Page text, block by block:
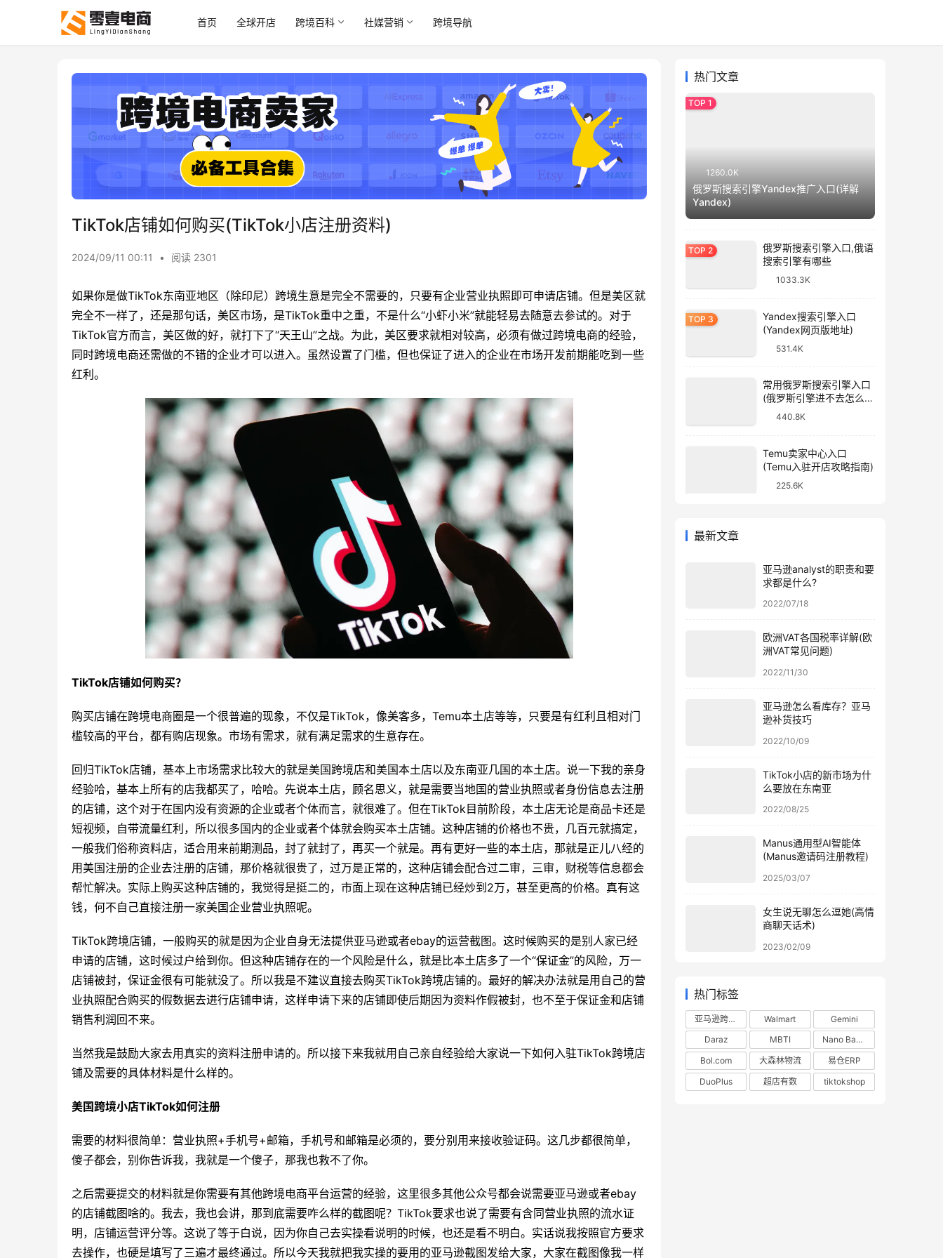
首页 全球开店 跨境百科 社媒营销 跨境导航
TikTok店铺如何购买(TikTok小店注册资料)
2024/09/11 00:11 • 阅读 2301
如果你是做TikTok东南亚地区（除印尼）跨境生意是完全不需要的，只要有企业营业执照即可申请店铺。但是美区就
完全不一样了，还是那句话，美区市场，是TikTok重中之重，不是什么“小虾小米”就能轻易去随意去参试的。对于
TikTok官方而言，美区做的好，就打下了“天王山”之战。为此，美区要求就相对较高，必须有做过跨境电商的经验，
同时跨境电商还需做的不错的企业才可以进入。虽然设置了门槛，但也保证了进入的企业在市场开发前期能吃到一些
红利。
TikTok店铺如何购买？
购买店铺在跨境电商圈是一个很普遍的现象，不仅是TikTok，像美客多，Temu本土店等等，只要是有红利且相对门
槛较高的平台，都有购店现象。市场有需求，就有满足需求的生意存在。
回归TikTok店铺，基本上市场需求比较大的就是美国跨境店和美国本土店以及东南亚几国的本土店。说一下我的亲身
经验哈，基本上所有的店我都买了，哈哈。先说本土店，顾名思义，就是需要当地国的营业执照或者身份信息去注册
的店铺，这个对于在国内没有资源的企业或者个体而言，就很难了。但在TikTok目前阶段，本土店无论是商品卡还是
短视频，自带流量红利，所以很多国内的企业或者个体就会购买本土店铺。这种店铺的价格也不贵，几百元就搞定，
一般我们俗称资料店，适合用来前期测品，封了就封了，再买一个就是。再有更好一些的本土店，那就是正儿八经的
用美国注册的企业去注册的店铺，那价格就很贵了，过万是正常的，这种店铺会配合过二审，三审，财税等信息都会
帮忙解决。实际上购买这种店铺的，我觉得是挺二的，市面上现在这种店铺已经炒到2万，甚至更高的价格。真有这
钱，何不自己直接注册一家美国企业营业执照呢。
TikTok跨境店铺，一般购买的就是因为企业自身无法提供亚马逊或者ebay的运营截图。这时候购买的是别人家已经
申请的店铺，这时候过户给到你。但这种店铺存在的一个风险是什么，就是比本土店多了一个“保证金”的风险，万一
店铺被封，保证金很有可能就没了。所以我是不建议直接去购买TikTok跨境店铺的。最好的解决办法就是用自己的营
业执照配合购买的假数据去进行店铺申请，这样申请下来的店铺即使后期因为资料作假被封，也不至于保证金和店铺
销售利润回不来。
当然我是鼓励大家去用真实的资料注册申请的。所以接下来我就用自己亲自经验给大家说一下如何入驻TikTok跨境店
铺及需要的具体材料是什么样的。
美国跨境小店TikTok如何注册
需要的材料很简单：营业执照+手机号+邮箱，手机号和邮箱是必须的，要分别用来接收验证码。这几步都很简单，
傻子都会，别你告诉我，我就是一个傻子，那我也救不了你。
之后需要提交的材料就是你需要有其他跨境电商平台运营的经验，这里很多其他公众号都会说需要亚马逊或者ebay
的店铺截图啥的。我去，我也会讲，那到底需要咋么样的截图呢？TikTok要求也说了需要有含同营业执照的流水证
明，店铺运营评分等。这说了等于白说，因为你自己去实操看说明的时候，也还是看不明白。实话说我按照官方要求
去操作，也硬是填写了三遍才最终通过。所以今天我就把我实操的要用的亚马逊截图发给大家，大家在截图像我一样
热门文章
1260.0K
俄罗斯搜索引擎Yandex推广入口(详解
Yandex)
俄罗斯搜索引擎入口,俄语
搜索引擎有哪些
1033.3K
Yandex搜索引擎入口
(Yandex网页版地址)
531.4K
常用俄罗斯搜索引擎入口
(俄罗斯引擎进不去怎么
440.8K
Temu卖家中心入口
(Temu入驻开店攻略指南)
225.6K
最新文章
亚马逊analyst的职责和要
求都是什么?
2022/07/18
欧洲VAT各国税率详解(欧
洲VAT常见问题)
2022/11/30
亚马逊怎么看库存？亚马
逊补货技巧
2022/10/09
TikTok小店的新市场为什
么要放在东南亚
2022/08/25
Manus通用型AI智能体
(Manus邀请码注册教程)
2025/03/07
女生说无聊怎么逗她(高情
商聊天话术)
2023/02/09
热门标签
亚马逊跨境电商 Walmart
Gemini
Daraz
MBTI
Nano Banana
Bol.com
大森林物流
易仓ERP
DuoPlus
超店有数 tiktokshop